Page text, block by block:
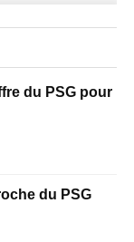
du PSG pour
du PSG